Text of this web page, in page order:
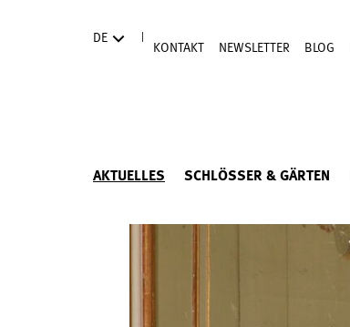
DE
KONTAKT NEWSLETTER BLOG
AKTUELLES SCHLÖSSER & GÄRTEN